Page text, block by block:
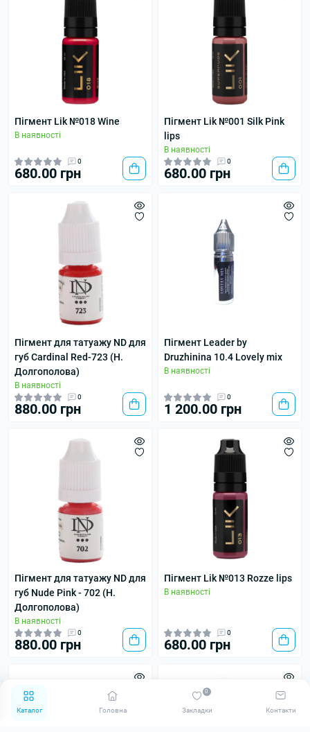
Каталог Головна Закладки
0
Контакти
Пігмент Lik №018 Wine
В наявності
0
680.00 грн
Пігмент Lik №001 Silk Pink
lips
В наявності
0
680.00 грн
Пігмент для татуажу ND для
губ Cardinal Red-723 (Н.
Долгополова)
В наявності
0
880.00 грн
Пігмент Leader by
Druzhinina 10.4 Lovely mix
В наявності
0
1 200.00 грн
Пігмент для татуажу ND для
губ Nude Pink - 702 (Н.
Долгополова)
В наявності
0
880.00 грн
Пігмент Lik №013 Rozze lips
В наявності
0
680.00 грн